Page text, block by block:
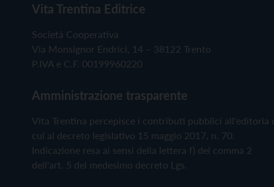
Vita Trentina Editrice
Società Cooperativa
Via Monsignor Endrici, 14 – 38122 Trento
P.IVA e C.F. 00199960220
Amministrazione trasparente
Vita Trentina percepisce i contributi pubblici all'editoria
cui al decreto legislativo 15 maggio 2017, n. 70.
Indicazione resa ai sensi della lettera f) del comma 2
dell'art. 5 del medesimo decreto Lgs.